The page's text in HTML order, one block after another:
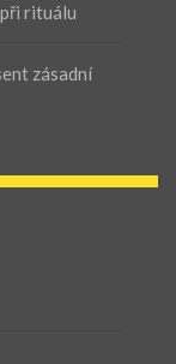
rituálu
zásadní